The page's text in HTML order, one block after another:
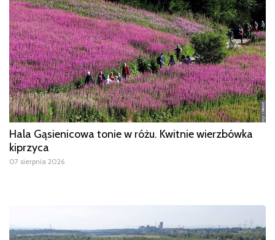
Hala Gąsienicowa tonie w różu. Kwitnie wierzbówka
kiprzyca
07 sierpnia 2026